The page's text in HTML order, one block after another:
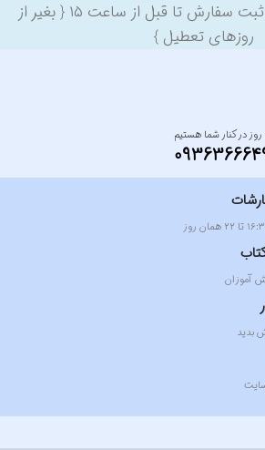
همان روز، در صورت ثبت سفارش تا قبل از ساعت ۱۵ { بغیر از
روزهای تعطیل }
آموزان
بدید